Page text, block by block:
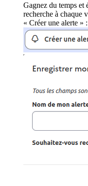
Gagnez du temps et
recherche à chaque
« Créer une alerte » :